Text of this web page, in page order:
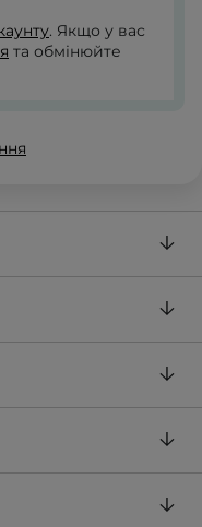
. Якщо у вас
та обмінюйте